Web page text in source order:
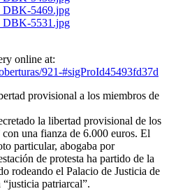
online at:
921-#sigProId45493fd37d
provisional a los miembros de
la libertad provisional de los
una fianza de 6.000 euros. El
particular, abogaba por
de protesta ha partido de la
rodeando el Palacio de Justicia de
patriarcal”.